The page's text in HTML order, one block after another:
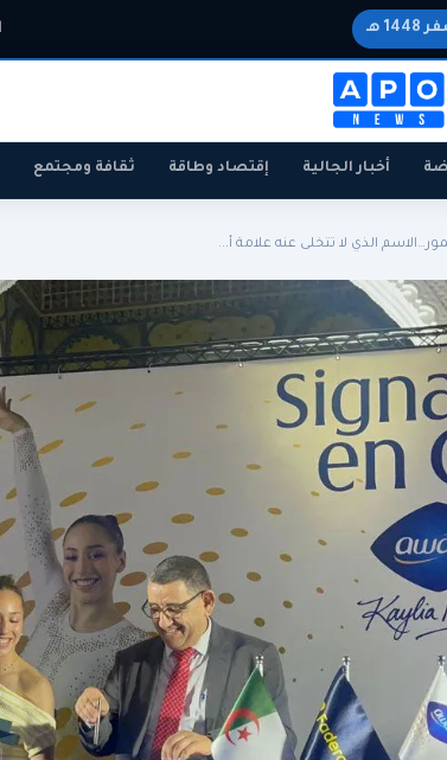
الوطني سياسة
أخبار الجالية إقتصاد وطاقة ثقافة ومجتمع
الذي لا تتخلى عنه علامة أ...